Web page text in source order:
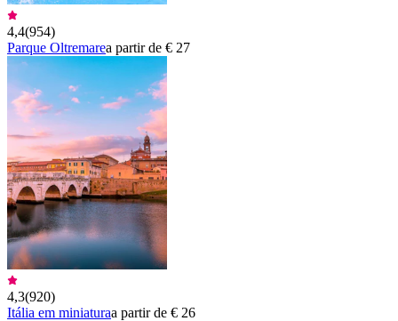
4,4(954)
Parque Oltremarea partir de € 27
4,3(920)
Itália em miniaturaa partir de € 26